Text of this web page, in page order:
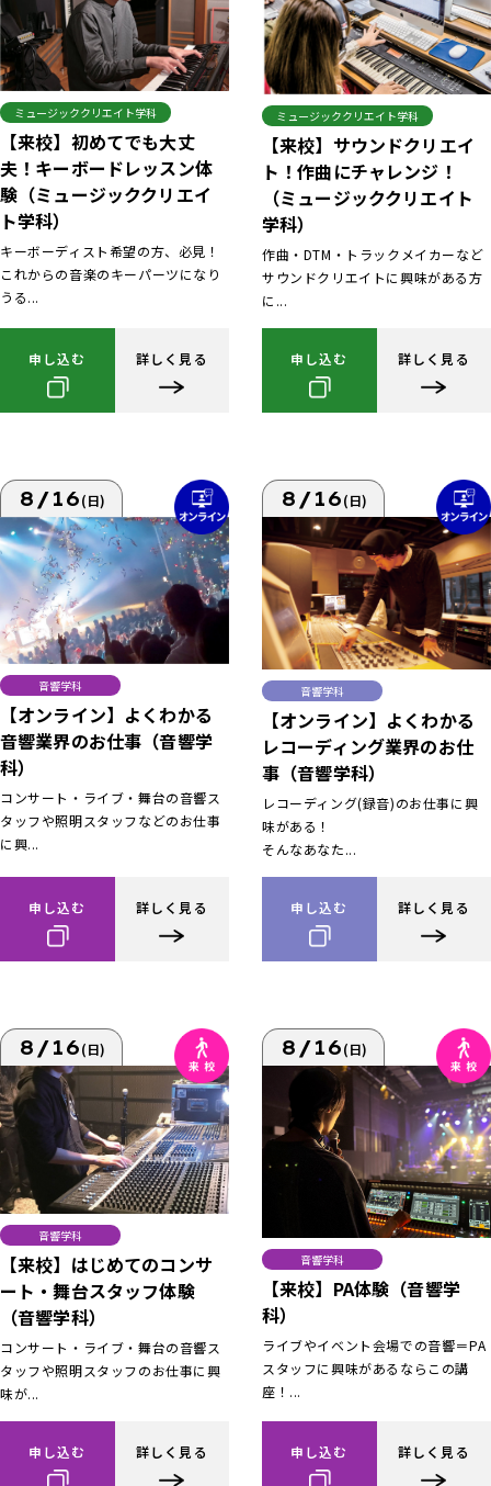
ミュージッククリエイト学科
【来校】初めてでも大丈
夫！キーボードレッスン体
験（ミュージッククリエイ
ト学科）
キーボーディスト希望の方、必見！
これからの音楽のキーパーツになり
うる...
申し込む 詳しく見る
ミュージッククリエイト学科
【来校】サウンドクリエイ
ト！作曲にチャレンジ！
（ミュージッククリエイト
学科）
作曲・DTM・トラックメイカーなど
サウンドクリエイトに興味がある方
に...
申し込む 詳しく見る
8/16(日)
音響学科
【オンライン】よくわかる
音響業界のお仕事（音響学
科）
コンサート・ライブ・舞台の音響ス
タッフや照明スタッフなどのお仕事
に興...
申し込む 詳しく見る
8/16(日)
音響学科
【オンライン】よくわかる
レコーディング業界のお仕
事（音響学科）
レコーディング(録音)のお仕事に興
味がある！
そんなあなた...
申し込む 詳しく見る
8/16(日)
音響学科
【来校】はじめてのコンサ
ート・舞台スタッフ体験
（音響学科）
コンサート・ライブ・舞台の音響ス
タッフや照明スタッフのお仕事に興
味が...
申し込む 詳しく見る
8/16(日)
音響学科
【来校】PA体験（音響学
科）
ライブやイベント会場での音響＝PA
スタッフに興味があるならこの講
座！...
申し込む 詳しく見る